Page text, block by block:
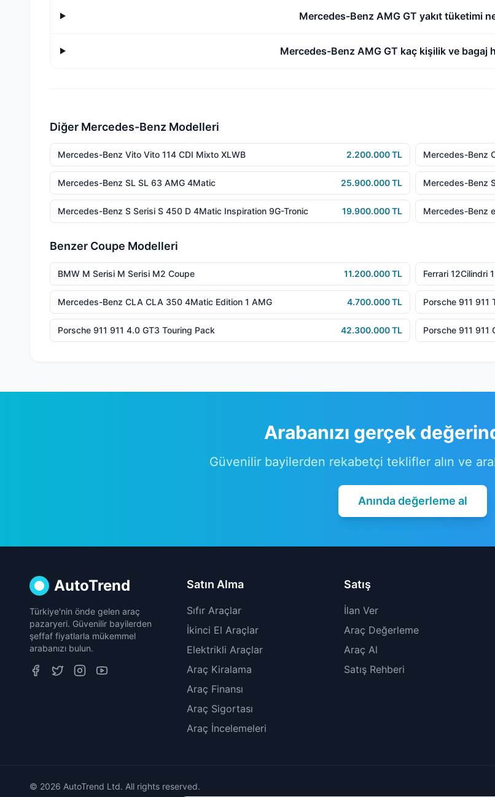
Mercedes-Benz AMG GT yakıt tüketimi
Mercedes-Benz AMG GT kaç kişilik ve bagaj
Diğer Mercedes-Benz Modelleri
Mercedes-Benz Vito Vito 114 CDI Mixto XLWB 2.200.000 TL Mercedes-Benz
Mercedes-Benz SL SL 63 AMG 4Matic 25.900.000 TL Mercedes-Benz
Mercedes-Benz S Serisi S 450 D 4Matic Inspiration 9G-Tronic 19.900.000 TL Mercedes-Benz
Benzer Coupe Modelleri
BMW M Serisi M Serisi M2 Coupe 11.200.000 TL Ferrari 12Cilindri
Mercedes-Benz CLA CLA 350 4Matic Edition 1 AMG 4.700.000 TL Porsche 911 911
Porsche 911 911 4.0 GT3 Touring Pack 42.300.000 TL Porsche 911 911
Arabanızı gerçek
Güvenilir bayilerden rekabetçi teklifler alın ve
Anında değerleme al
AutoTrend
Türkiye'nin önde gelen araç
pazaryeri. Güvenilir bayilerden
şeffaf fiyatlarla mükemmel
arabanızı bulun.
Satın Alma
Sıfır Araçlar
İkinci El Araçlar
Elektrikli Araçlar
Araç Kiralama
Araç Finansı
Araç Sigortası
Araç İncelemeleri
Satış
İlan Ver
Araç Değerleme
Araç Al
Satış Rehberi
© 2026 AutoTrend Ltd. All rights reserved.